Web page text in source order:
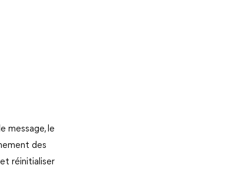
message, le
des
réinitialiser